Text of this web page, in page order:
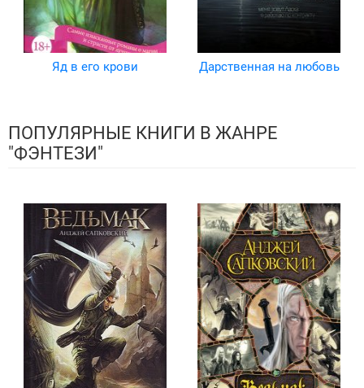
Яд в его крови Дарственная на любовь
ПОПУЛЯРНЫЕ КНИГИ В ЖАНРЕ
"ФЭНТЕЗИ"